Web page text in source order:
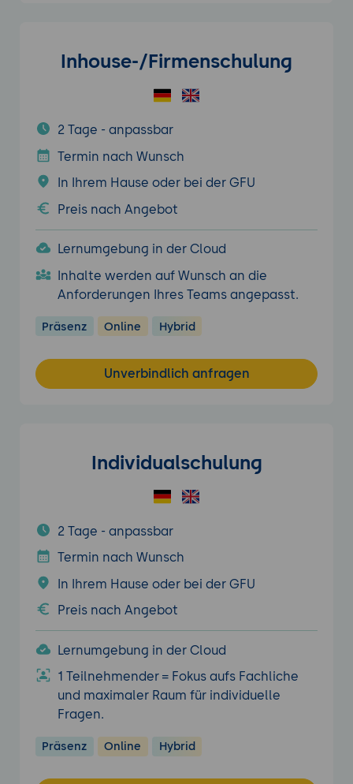
Inhouse-/Firmenschulung
2 Tage - anpassbar
Termin nach Wunsch
In Ihrem Hause oder bei der GFU
Preis nach Angebot
Lernumgebung in der Cloud
Inhalte werden auf Wunsch an die
Anforderungen Ihres Teams angepasst.
Präsenz Online Hybrid
Unverbindlich anfragen
Individualschulung
2 Tage - anpassbar
Termin nach Wunsch
In Ihrem Hause oder bei der GFU
Preis nach Angebot
Lernumgebung in der Cloud
1 Teilnehmender = Fokus aufs Fachliche
und maximaler Raum für individuelle
Fragen.
Präsenz Online Hybrid